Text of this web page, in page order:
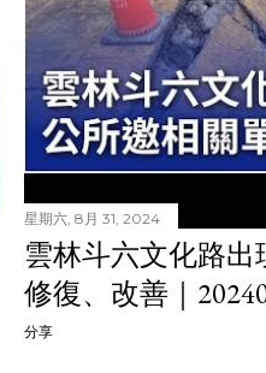
星期六, 8月 31, 2024
雲林斗六文化路
修復、改善｜
分享